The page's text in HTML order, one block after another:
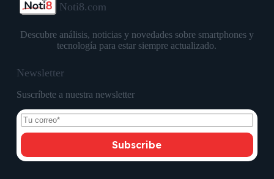
Noti8.com
Descubre análisis, noticias y novedades sobre smartphones y
tecnología para estar siempre actualizado.
Newsletter
Suscríbete a nuestra newsletter
Subscribe